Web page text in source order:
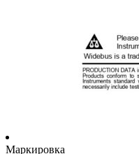
Маркировка